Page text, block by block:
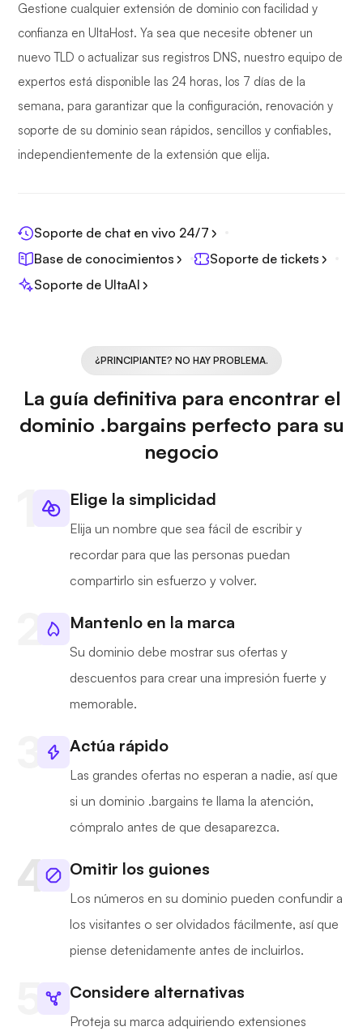
Gestione cualquier extensión de dominio con facilidad y
confianza en UltaHost. Ya sea que necesite obtener un
nuevo TLD o actualizar sus registros DNS, nuestro equipo de
expertos está disponible las 24 horas, los 7 días de la
semana, para garantizar que la configuración, renovación y
soporte de su dominio sean rápidos, sencillos y confiables,
independientemente de la extensión que elija.
Soporte de chat en vivo 24/7
Base de conocimientos
Soporte de tickets
Soporte de UltaAI
¿PRINCIPIANTE? NO HAY PROBLEMA.
La guía definitiva para encontrar el
dominio .bargains perfecto para su
negocio
Elige la simplicidad
Elija un nombre que sea fácil de escribir y
recordar para que las personas puedan
compartirlo sin esfuerzo y volver.
Mantenlo en la marca
Su dominio debe mostrar sus ofertas y
descuentos para crear una impresión fuerte y
memorable.
Actúa rápido
Las grandes ofertas no esperan a nadie, así que
si un dominio .bargains te llama la atención,
cómpralo antes de que desaparezca.
Omitir los guiones
Los números en su dominio pueden confundir a
los visitantes o ser olvidados fácilmente, así que
piense detenidamente antes de incluirlos.
Considere alternativas
Proteja su marca adquiriendo extensiones